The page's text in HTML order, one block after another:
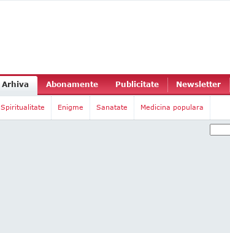
Arhiva Abonamente Publicitate Newsletter
Spiritualitate Enigme Sanatate Medicina populara